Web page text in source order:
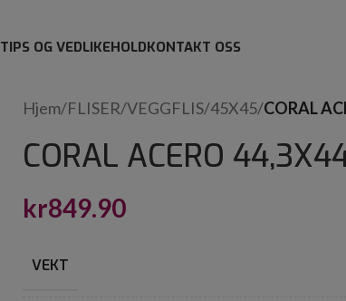
TIPS OG VEDLIKEHOLDKONTAKT OSS
Hjem/FLISER/VEGGFLIS/45X45/CORAL
CORAL ACERO
kr849.90
VEKT